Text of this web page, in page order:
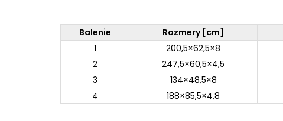
Balenie Rozmery [cm]
1
200,5×62,5×8
2
247,5×60,5×4,5
3
134×48,5×8
4
188×85,5×4,8